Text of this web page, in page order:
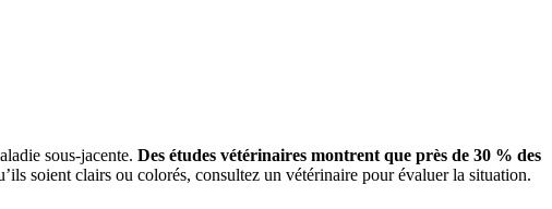
sous-jacente. Des études vétérinaires montrent que près de 30 % des
soient clairs ou colorés, consultez un vétérinaire pour évaluer la situation.